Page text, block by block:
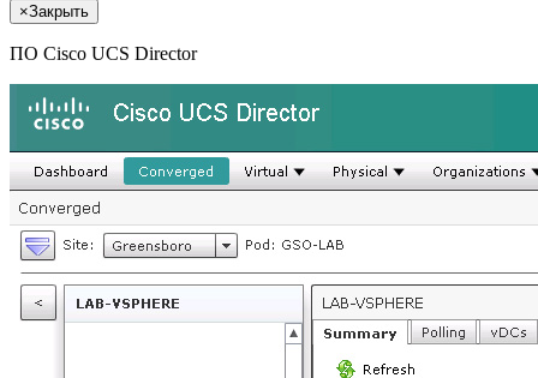
×Закрыть
ПО Cisco UCS Director